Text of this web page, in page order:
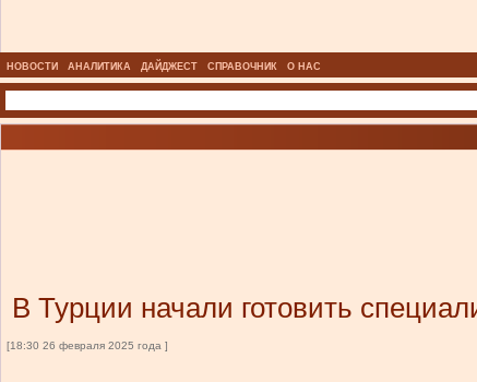
НОВОСТИ АНАЛИТИКА ДАЙДЖЕСТ СПРАВОЧНИК О НАС
В Турции начали готовить
[18:30 26 февраля 2025 года ]